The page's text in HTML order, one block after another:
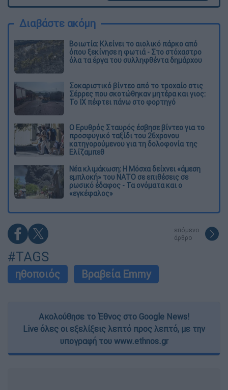
Διαβάστε ακόμη
Βοιωτία: Κλείνει το αιολικό πάρκο από
όπου ξεκίνησε η φωτιά - Στο στόχαστρο
όλα τα έργα του συλληφθέντα δημάρχου
Σοκαριστικό βίντεο από το τροχαίο στις
Σέρρες που σκοτώθηκαν μητέρα και γιος:
Το ΙΧ πέφτει πάνω στο φορτηγό
Ο Ερυθρός Σταυρός έσβησε βίντεο για το
προσφυγικό ταξίδι του 26χρονου
κατηγορούμενου για τη δολοφονία της
Ελίζαμπεθ
Νέα κλιμάκωση: Η Μόσχα δείχνει «άμεση
εμπλοκή» του ΝΑΤΟ σε επιθέσεις σε
ρωσικό έδαφος - Τα ονόματα και ο
«εγκέφαλος»
επόμενο
άρθρο
#TAGS
ηθοποιός Βραβεία Emmy
Ακολούθησε το Έθνος στο Google News!
Live όλες οι εξελίξεις λεπτό προς λεπτό, με την
υπογραφή του www.ethnos.gr